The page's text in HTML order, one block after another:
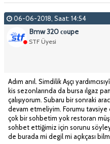
06-06-2018, Saat: 14:54
Bmw 320 соupe
STF Üyesi
Adım anıl. Simdilik Aşçı
kis sezonlarında da bursa ılgaz
çalışıyorum. Subaru bir sonraki
devam etmeliyim. Forumu tavsiye
çok bir sohbetim yok restoran
sohbet ettiğimiz için sorunu
de burada mi degil mi açıkçası